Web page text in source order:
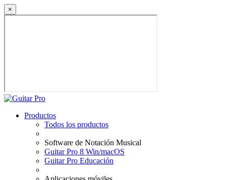
×
Productos
Todos los productos
Software de Notación Musical
Guitar Pro 8 Win/macOS
Guitar Pro Educación